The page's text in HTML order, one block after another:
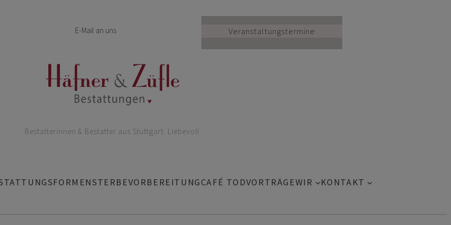
E-Mail an uns Veranstaltungstermine
Bestatterinnen & Bestatter aus Stuttgart. Liebevoll.
STERBEVORBEREITUNGCAFÉ TODVORTRÄGEWIR KONTAKT